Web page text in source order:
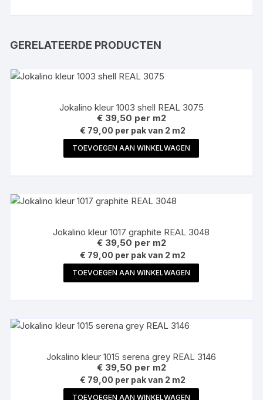
GERELATEERDE PRODUCTEN
Jokalino kleur 1003 shell REAL 3075
€39,50 per m2
€ 79,00 per pak van 2 m2
TOEVOEGEN AAN WINKELWAGEN
Jokalino kleur 1017 graphite REAL 3048
€39,50 per m2
€ 79,00 per pak van 2 m2
TOEVOEGEN AAN WINKELWAGEN
Jokalino kleur 1015 serena grey REAL 3146
€39,50 per m2
€ 79,00 per pak van 2 m2
TOEVOEGEN AAN WINKELWAGEN